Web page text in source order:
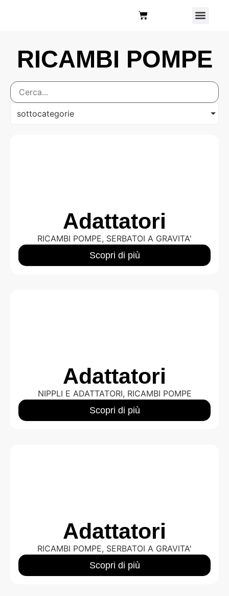
RICAMBI POMPE
sottocategorie
Adattatori
RICAMBI POMPE, SERBATOI A GRAVITA'
Scopri di più
Adattatori
NIPPLI E ADATTATORI, RICAMBI POMPE
Scopri di più
Adattatori
RICAMBI POMPE, SERBATOI A GRAVITA'
Scopri di più